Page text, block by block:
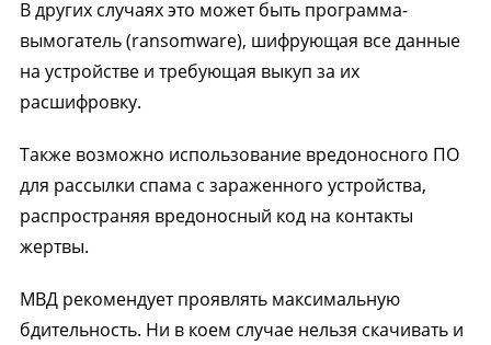
В других случаях это может быть программа-
вымогатель (ransomware), шифрующая все данные
на устройстве и требующая выкуп за их
расшифровку.
Также возможно использование вредоносного ПО
для рассылки спама с зараженного устройства,
распространяя вредоносный код на контакты
жертвы.
МВД рекомендует проявлять максимальную
бдительность. Ни в коем случае нельзя скачивать и